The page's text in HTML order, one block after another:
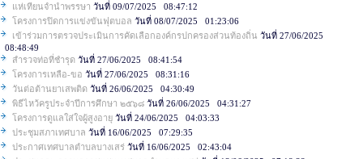
แห่เทียนจำนำพรรษา วันที่ 09/07/2025 08:47:12
โครงการปิดการแข่งขันฟุตบอล วันที่ 08/07/2025 01:23:06
เข้าร่วมการตรวจประเมินการคัดเลือกองค์กรปกครองส่วนท้องถิ่น วันที่ 27/06/2025
08:48:49
สำรวจท่อที่ชำรุด วันที่ 27/06/2025 08:41:54
โครงการเหลือ-ขอ วันที่ 27/06/2025 08:31:16
วันต่อต้านยาเสพติด วันที่ 26/06/2025 04:30:49
พิธีไหว้ครูประจำปีการศึกษา ๒๕๖๘ วันที่ 26/06/2025 04:31:27
โครงการดูแลใส่ใจผู้สูงอายุ วันที่ 24/06/2025 04:03:33
ประชุมสภาเทศบาล วันที่ 16/06/2025 07:29:35
ประกาศเทศบาลตำบลบางเสร่ วันที่ 16/06/2025 02:43:04